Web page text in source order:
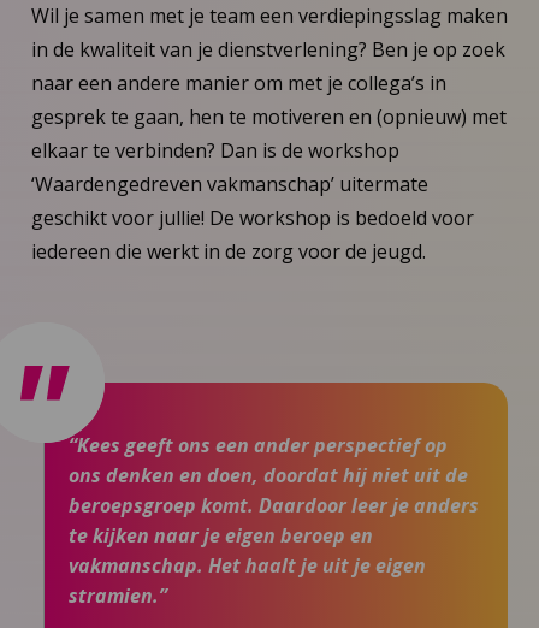
Wil je samen met je team een verdiepingsslag maken
in de kwaliteit van je dienstverlening? Ben je op zoek
naar een andere manier om met je collega’s in
gesprek te gaan, hen te motiveren en (opnieuw) met
elkaar te verbinden? Dan is de workshop
‘Waardengedreven vakmanschap’ uitermate
geschikt voor jullie! De workshop is bedoeld voor
iedereen die werkt in de zorg voor de jeugd.
“Kees geeft ons een ander perspectief op
ons denken en doen, doordat hij niet uit de
beroepsgroep komt. Daardoor leer je anders
te kijken naar je eigen beroep en
vakmanschap. Het haalt je uit je eigen
stramien.”